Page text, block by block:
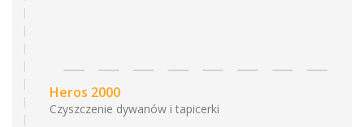
Heros 2000
Czyszczenie dywanów i tapicerki